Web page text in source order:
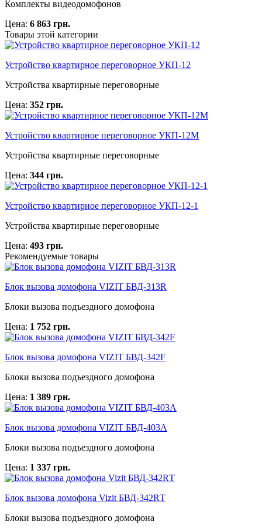
Комплекты видеодомофонов
Цена: 6 863 грн.
Товары этой категории
Устройство квартирное переговорное УКП-12
Устройства квартирные переговорные
Цена: 352 грн.
Устройство квартирное переговорное УКП-12M
Устройства квартирные переговорные
Цена: 344 грн.
Устройство квартирное переговорное УКП-12-1
Устройства квартирные переговорные
Цена: 493 грн.
Рекомендуемые товары
Блок вызова домофона VIZIT БВД-313R
Блоки вызова подъездного домофона
Цена: 1 752 грн.
Блок вызова домофона VIZIT БВД-342F
Блоки вызова подъездного домофона
Цена: 1 389 грн.
Блок вызова домофона VIZIT БВД-403A
Блоки вызова подъездного домофона
Цена: 1 337 грн.
Блок вызова домофона Vizit БВД-342RТ
Блоки вызова подъездного домофона